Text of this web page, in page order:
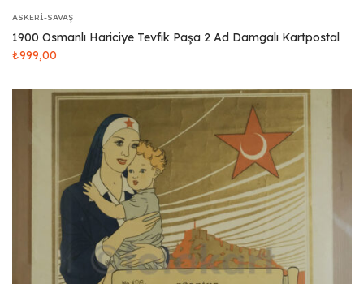
ASKERI-SAVAŞ
1900 Osmanlı Hariciye Tevfik Paşa 2 Ad Damgalı Kartpostal
₺999,00